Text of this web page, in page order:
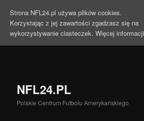
NFL24.PL
Polskie Centrum Futbolu Amerykańskiego
Strona NFL24.pl używa plików cookies.
Korzystając z jej zawartości zgadzasz się na
wykorzystywanie ciasteczek. Więcej informacji